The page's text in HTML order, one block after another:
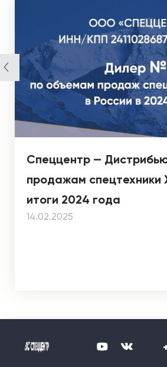
Спеццентр —
продажам спецтехники
итоги 2024 года
14.02.2025